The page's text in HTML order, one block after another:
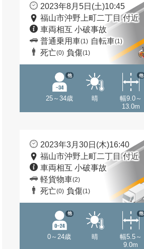
2023年8月5日(土)10:45
福山市沖野上町二丁目 付近
車両相互 小破事故
普通乗用車(1) 自転車(1)
死亡(0) 負傷(1)
25～34歳
他
晴
幅9.0～
13.0m
他
2023年3月30日(木)16:40
福山市沖野上町二丁目 付近
車両相互 小破事故
軽貨物車(2)
死亡(0) 負傷(1)
0～24歳
他
晴
幅5.5～
9.0m
他